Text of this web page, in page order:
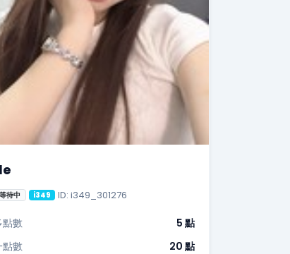
待中 i349 ID: i349_301276
點數
5 點
點數
20 點